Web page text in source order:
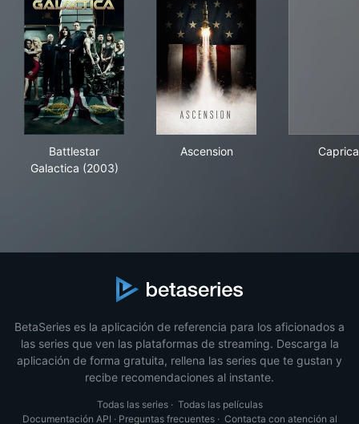
Battlestar
Galactica (2003)
Ascension Caprica
BetaSeries es la aplicación de referencia para los aficionados a
las series que ven las plataformas de streaming. Descarga la
aplicación de forma gratuita, rellena las series que te gustan y
recibe recomendaciones al instante.
Todas las series· Todas las películas
Documentación API · Preguntas frecuentes· Contacta con atención al